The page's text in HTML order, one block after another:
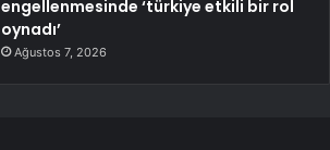
engellenmesinde ‘türkiye etkili bir rol
oynadı’
Ağustos 7, 2026